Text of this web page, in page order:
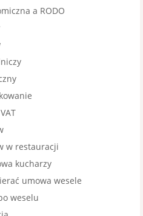
a RODO
w restauracji
kucharzy
umowa wesele
weselu